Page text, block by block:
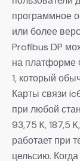
программное
или более
Profibus DP
на платформе
1, который
Карты связи
при любой
93,75 K, 187,5
работает при
цельсию.